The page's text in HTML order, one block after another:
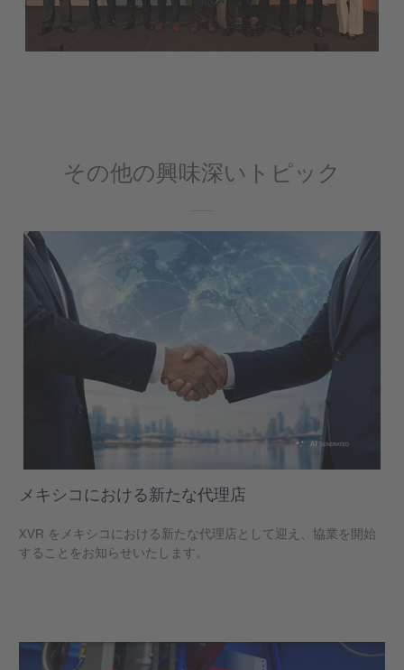
その他の興味深いトピック
メキシコにおける新たな代理店
XVR をメキシコにおける新たな代理店として迎え、協業を開始
することをお知らせいたします。